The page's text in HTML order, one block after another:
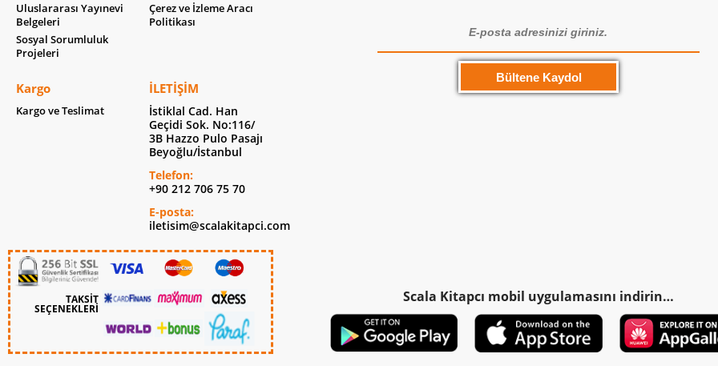
Uluslararası Yayınevi
Belgeleri
Sosyal Sorumluluk
Projeleri
Çerez ve İzleme Aracı
Politikası
Kargo
Kargo ve Teslimat
İLETIŞIM
İstiklal Cad. Han
Geçidi Sok. No:116/
3B Hazzo Pulo Pasajı
Beyoğlu/İstanbul
Telefon:
+90 212 706 75 70
E-posta:
iletisim@scalakitapci.com
TAKSİT
SEÇENEKLERİ
Scala Kitapcı mobil uygulamasını indirin…